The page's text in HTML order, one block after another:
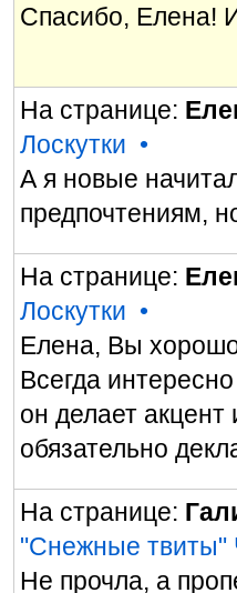
Спасибо, Елена!
На странице:
Лоскутки •
А я новые
предпочтениям,
На странице:
Лоскутки •
Елена, Вы
Всегда
он делает акцент
обязательно
На странице:
"Снежные твиты"
Не прочла, а